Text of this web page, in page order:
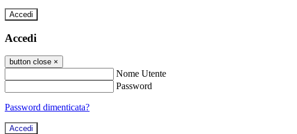
Accedi
Accedi
button close ×
Nome Utente
Password
Password dimenticata?